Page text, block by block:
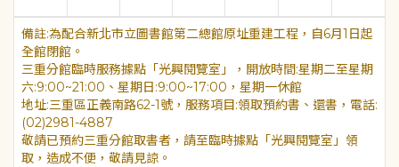
為配合新北市立圖書館第二總館原址重建工程，自6月1日起
全館閉館。
三重分館臨時服務據點「光興閱覽室」，開放時間:星期二至星期
六:9:00~21:00、星期日:9:00~17:00，星期一休館
地址:三重區正義南路62-1號，服務項目:領取預約書、還書，電話:
(02)2981-4887
敬請已預約三重分館取書者，請至臨時據點「光興閱覽室」領
取，造成不便，敬請見諒。